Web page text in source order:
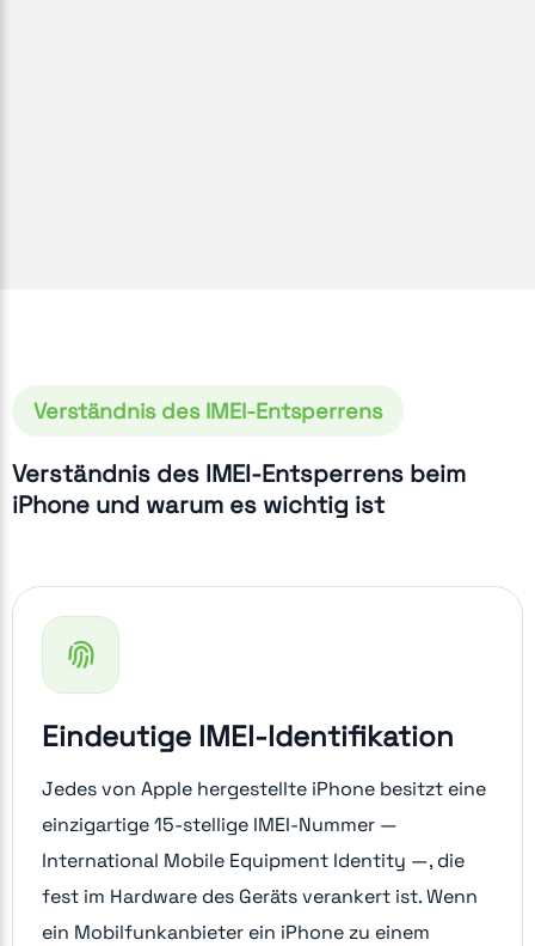
Verständnis des IMEI-Entsperrens
Verständnis des IMEI-Entsperrens beim
iPhone und warum es wichtig ist
Eindeutige IMEI-Identifikation
Jedes von Apple hergestellte iPhone besitzt eine
einzigartige 15-stellige IMEI-Nummer —
International Mobile Equipment Identity —, die
fest im Hardware des Geräts verankert ist. Wenn
ein Mobilfunkanbieter ein iPhone zu einem